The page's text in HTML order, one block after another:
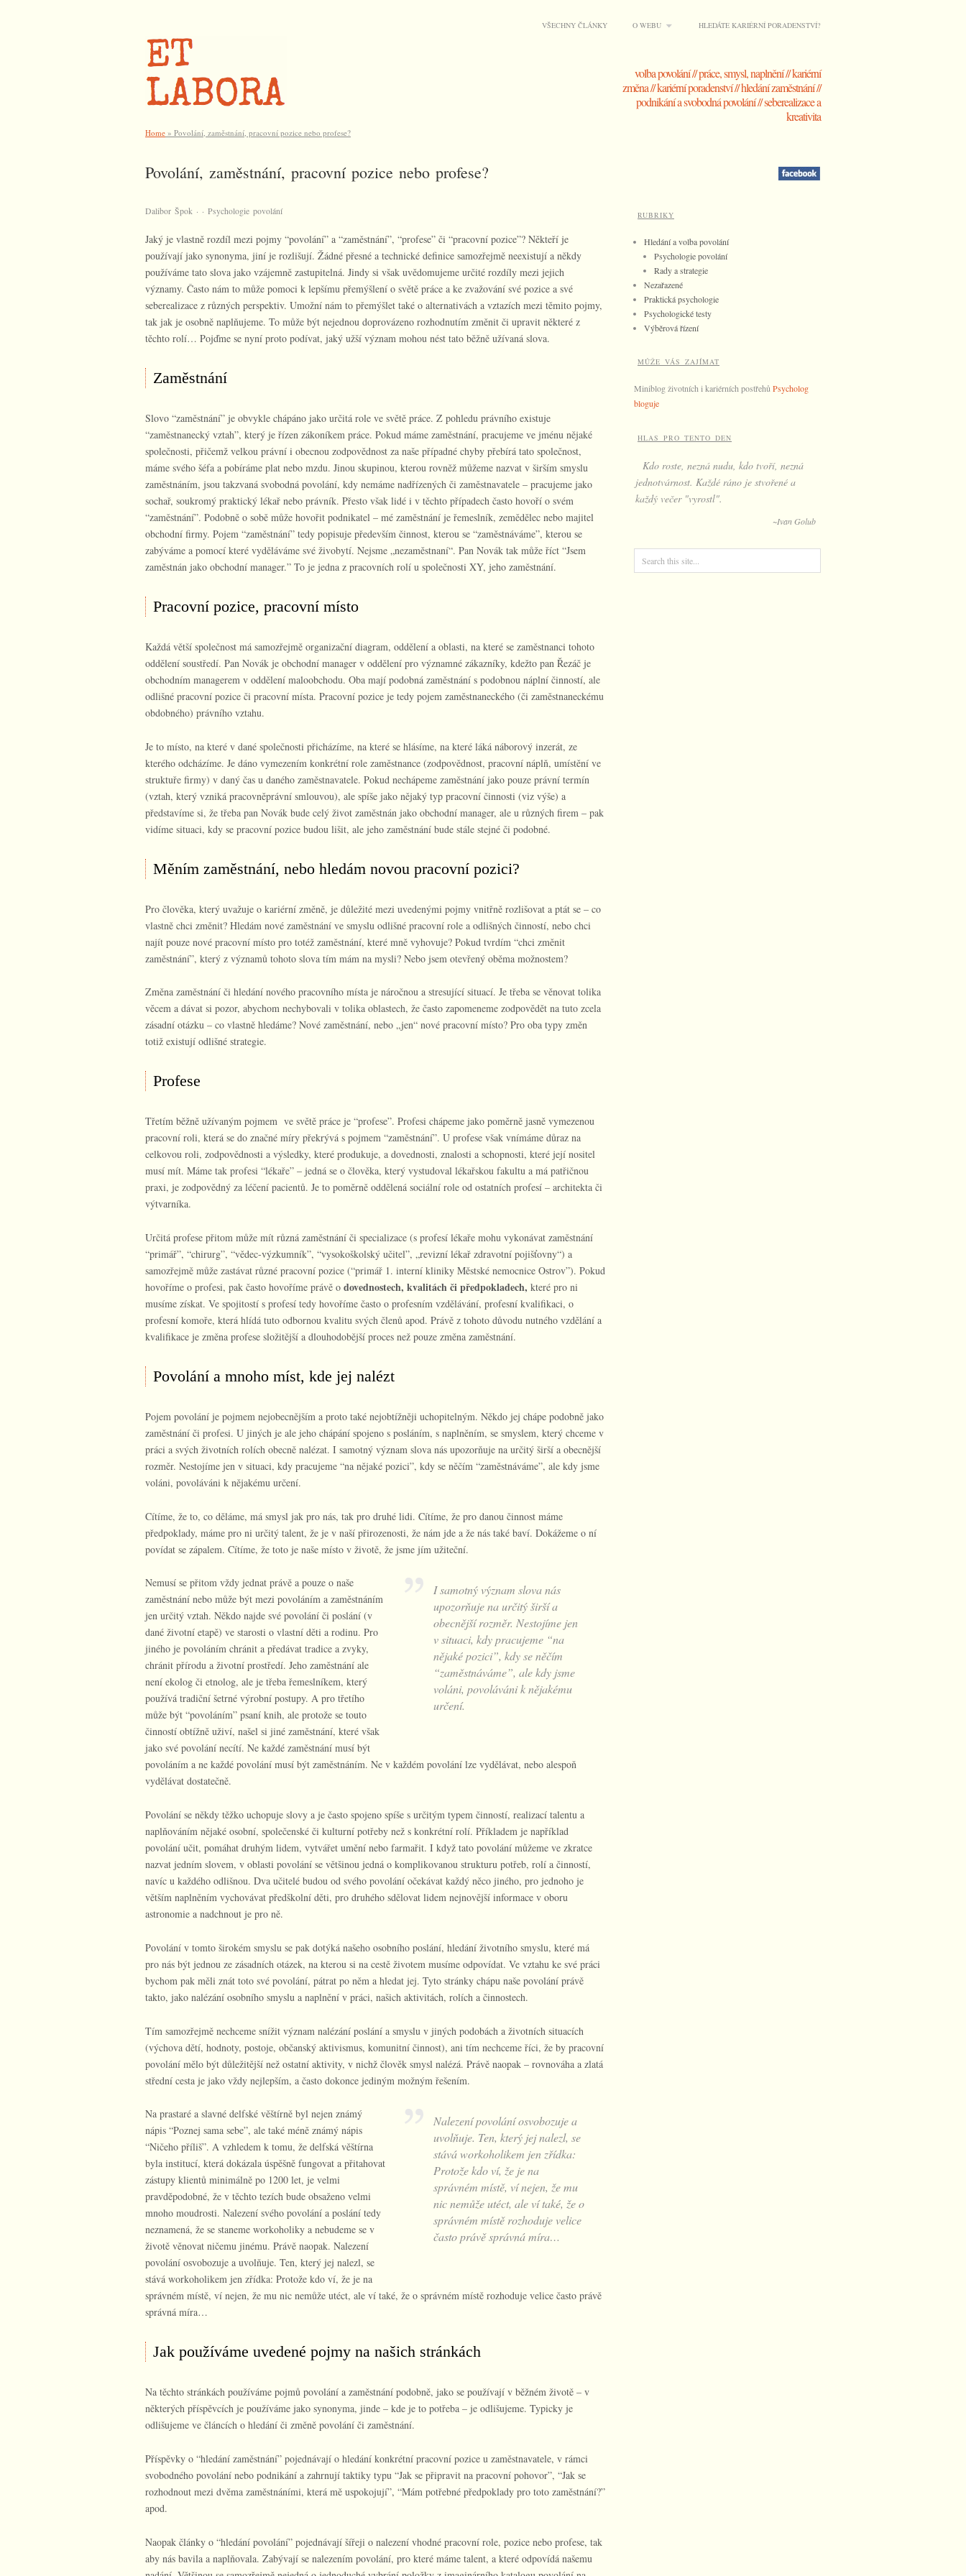
VŠECHNY ČLÁNKY O WEBU HLEDÁTE KARIÉRNÍ PORADENSTVÍ?
volba povolání // práce, smysl, naplnění // kariérní
změna // kariérní poradenství // hledání zaměstnání //
podnikání a svobodná povolání // seberealizace a
kreativita
Home » Povolání, zaměstnání, pracovní pozice nebo profese?
Povolání, zaměstnání, pracovní pozice nebo profese?
Dalibor Špok · · Psychologie povolání
Jaký je vlastně rozdíl mezi pojmy “povolání” a “zaměstnání”, “profese” či “pracovní pozice”? Někteří je
používají jako synonyma, jiní je rozlišují. Žádné přesné a technické definice samozřejmě neexistují a někdy
používáme tato slova jako vzájemně zastupitelná. Jindy si však uvědomujeme určité rozdíly mezi jejich
významy. Často nám to může pomoci k lepšímu přemýšlení o světě práce a ke zvažování své pozice a své
seberealizace z různých perspektiv. Umožní nám to přemýšlet také o alternativách a vztazích mezi těmito pojmy,
tak jak je osobně naplňujeme. To může být nejednou doprovázeno rozhodnutím změnit či upravit některé z
těchto rolí… Pojďme se nyní proto podívat, jaký užší význam mohou nést tato běžně užívaná slova.
Zaměstnání
Slovo “zaměstnání” je obvykle chápáno jako určitá role ve světě práce. Z pohledu právního existuje
“zaměstnanecký vztah”, který je řízen zákoníkem práce. Pokud máme zaměstnání, pracujeme ve jménu nějaké
společnosti, přičemž velkou právní i obecnou zodpovědnost za naše případné chyby přebírá tato společnost,
máme svého šéfa a pobíráme plat nebo mzdu. Jinou skupinou, kterou rovněž můžeme nazvat v širším smyslu
zaměstnáním, jsou takzvaná svobodná povolání, kdy nemáme nadřízených či zaměstnavatele – pracujeme jako
sochař, soukromý praktický lékař nebo právník. Přesto však lidé i v těchto případech často hovoří o svém
“zaměstnání”. Podobně o sobě může hovořit podnikatel – mé zaměstnání je řemeslník, zemědělec nebo majitel
obchodní firmy. Pojem “zaměstnání” tedy popisuje především činnost, kterou se “zaměstnáváme”, kterou se
zabýváme a pomocí které vyděláváme své živobytí. Nejsme „nezaměstnaní“. Pan Novák tak může říct “Jsem
zaměstnán jako obchodní manager.” To je jedna z pracovních rolí u společnosti XY, jeho zaměstnání.
Pracovní pozice, pracovní místo
Každá větší společnost má samozřejmě organizační diagram, oddělení a oblasti, na které se zaměstnanci tohoto
oddělení soustředí. Pan Novák je obchodní manager v oddělení pro významné zákazníky, kdežto pan Řezáč je
obchodním managerem v oddělení maloobchodu. Oba mají podobná zaměstnání s podobnou náplní činností, ale
odlišné pracovní pozice či pracovní místa. Pracovní pozice je tedy pojem zaměstnaneckého (či zaměstnaneckému
obdobného) právního vztahu.
Je to místo, na které v dané společnosti přicházíme, na které se hlásíme, na které láká náborový inzerát, ze
kterého odcházíme. Je dáno vymezením konkrétní role zaměstnance (zodpovědnost, pracovní náplň, umístění ve
struktuře firmy) v daný čas u daného zaměstnavatele. Pokud nechápeme zaměstnání jako pouze právní termín
(vztah, který vzniká pracovněprávní smlouvou), ale spíše jako nějaký typ pracovní činnosti (viz výše) a
představíme si, že třeba pan Novák bude celý život zaměstnán jako obchodní manager, ale u různých firem – pak
vidíme situaci, kdy se pracovní pozice budou lišit, ale jeho zaměstnání bude stále stejné či podobné.
Měním zaměstnání, nebo hledám novou pracovní pozici?
Pro člověka, který uvažuje o kariérní změně, je důležité mezi uvedenými pojmy vnitřně rozlišovat a ptát se – co
vlastně chci změnit? Hledám nové zaměstnání ve smyslu odlišné pracovní role a odlišných činností, nebo chci
najít pouze nové pracovní místo pro totéž zaměstnání, které mně vyhovuje? Pokud tvrdím “chci změnit
zaměstnání”, který z významů tohoto slova tím mám na mysli? Nebo jsem otevřený oběma možnostem?
Změna zaměstnání či hledání nového pracovního místa je náročnou a stresující situací. Je třeba se věnovat tolika
věcem a dávat si pozor, abychom nechybovali v tolika oblastech, že často zapomeneme zodpovědět na tuto zcela
zásadní otázku – co vlastně hledáme? Nové zaměstnání, nebo „jen“ nové pracovní místo? Pro oba typy změn
totiž existují odlišné strategie.
Profese
Třetím běžně užívaným pojmem ve světě práce je “profese”. Profesi chápeme jako poměrně jasně vymezenou
pracovní roli, která se do značné míry překrývá s pojmem “zaměstnání”. U profese však vnímáme důraz na
celkovou roli, zodpovědnosti a výsledky, které produkuje, a dovednosti, znalosti a schopnosti, které její nositel
musí mít. Máme tak profesi “lékaře” – jedná se o člověka, který vystudoval lékařskou fakultu a má patřičnou
praxi, je zodpovědný za léčení pacientů. Je to poměrně oddělená sociální role od ostatních profesí – architekta či
výtvarníka.
Určitá profese přitom může mít různá zaměstnání či specializace (s profesí lékaře mohu vykonávat zaměstnání
“primář”, “chirurg”, “vědec-výzkumník”, “vysokoškolský učitel”, „revizní lékař zdravotní pojišťovny“) a
samozřejmě může zastávat různé pracovní pozice (“primář 1. interní kliniky Městské nemocnice Ostrov”). Pokud
hovoříme o profesi, pak často hovoříme právě o dovednostech, kvalitách či předpokladech, které pro ni
musíme získat. Ve spojitostí s profesí tedy hovoříme často o profesním vzdělávání, profesní kvalifikaci, o
profesní komoře, která hlídá tuto odbornou kvalitu svých členů apod. Právě z tohoto důvodu nutného vzdělání a
kvalifikace je změna profese složitější a dlouhodobější proces než pouze změna zaměstnání.
Povolání a mnoho míst, kde jej nalézt
Pojem povolání je pojmem nejobecnějším a proto také nejobtížněji uchopitelným. Někdo jej chápe podobně jako
zaměstnání či profesi. U jiných je ale jeho chápání spojeno s posláním, s naplněním, se smyslem, který chceme v
práci a svých životních rolích obecně nalézat. I samotný význam slova nás upozorňuje na určitý širší a obecnější
rozměr. Nestojíme jen v situaci, kdy pracujeme “na nějaké pozici”, kdy se něčím “zaměstnáváme”, ale kdy jsme
voláni, povoláváni k nějakému určení.
Cítíme, že to, co děláme, má smysl jak pro nás, tak pro druhé lidi. Cítíme, že pro danou činnost máme
předpoklady, máme pro ni určitý talent, že je v naší přirozenosti, že nám jde a že nás také baví. Dokážeme o ní
povídat se zápalem. Cítíme, že toto je naše místo v životě, že jsme jím užiteční.
I samotný význam slova nás
upozorňuje na určitý širší a
obecnější rozměr. Nestojíme jen
v situaci, kdy pracujeme “na
nějaké pozici”, kdy se něčím
“zaměstnáváme”, ale kdy jsme
voláni, povoláváni k nějakému
určení.
Nemusí se přitom vždy jednat právě a pouze o naše
zaměstnání nebo může být mezi povoláním a zaměstnáním
jen určitý vztah. Někdo najde své povolání či poslání (v
dané životní etapě) ve starosti o vlastní děti a rodinu. Pro
jiného je povoláním chránit a předávat tradice a zvyky,
chránit přírodu a životní prostředí. Jeho zaměstnání ale
není ekolog či etnolog, ale je třeba řemeslníkem, který
používá tradiční šetrné výrobní postupy. A pro třetího
může být “povoláním” psaní knih, ale protože se touto
činností obtížně uživí, našel si jiné zaměstnání, které však
jako své povolání necítí. Ne každé zaměstnání musí být
povoláním a ne každé povolání musí být zaměstnáním. Ne v každém povolání lze vydělávat, nebo alespoň
vydělávat dostatečně.
Povolání se někdy těžko uchopuje slovy a je často spojeno spíše s určitým typem činností, realizací talentu a
naplňováním nějaké osobní, společenské či kulturní potřeby než s konkrétní rolí. Příkladem je například
povolání učit, pomáhat druhým lidem, vytvářet umění nebo farmařit. I když tato povolání můžeme ve zkratce
nazvat jedním slovem, v oblasti povolání se většinou jedná o komplikovanou strukturu potřeb, rolí a činností,
navíc u každého odlišnou. Dva učitelé budou od svého povolání očekávat každý něco jiného, pro jednoho je
větším naplněním vychovávat předškolní děti, pro druhého sdělovat lidem nejnovější informace v oboru
astronomie a nadchnout je pro ně.
Povolání v tomto širokém smyslu se pak dotýká našeho osobního poslání, hledání životního smyslu, které má
pro nás být jednou ze zásadních otázek, na kterou si na cestě životem musíme odpovídat. Ve vztahu ke své práci
bychom pak měli znát toto své povolání, pátrat po něm a hledat jej. Tyto stránky chápu naše povolání právě
takto, jako nalézání osobního smyslu a naplnění v práci, našich aktivitách, rolích a činnostech.
Tím samozřejmě nechceme snížit význam nalézání poslání a smyslu v jiných podobách a životních situacích
(výchova dětí, hodnoty, postoje, občanský aktivismus, komunitní činnost), ani tím nechceme říci, že by pracovní
povolání mělo být důležitější než ostatní aktivity, v nichž člověk smysl nalézá. Právě naopak – rovnováha a zlatá
střední cesta je jako vždy nejlepším, a často dokonce jediným možným řešením.
Nalezení povolání osvobozuje a
uvolňuje. Ten, který jej nalezl, se
stává workoholikem jen zřídka:
Protože kdo ví, že je na
správném místě, ví nejen, že mu
nic nemůže utéct, ale ví také, že o
správném místě rozhoduje velice
často právě správná míra…
Na prastaré a slavné delfské věštírně byl nejen známý
nápis “Poznej sama sebe”, ale také méně známý nápis
“Ničeho příliš”. A vzhledem k tomu, že delfská věštírna
byla institucí, která dokázala úspěšně fungovat a přitahovat
zástupy klientů minimálně po 1200 let, je velmi
pravděpodobné, že v těchto tezích bude obsaženo velmi
mnoho moudrosti. Nalezení svého povolání a poslání tedy
neznamená, že se staneme workoholiky a nebudeme se v
životě věnovat ničemu jinému. Právě naopak. Nalezení
povolání osvobozuje a uvolňuje. Ten, který jej nalezl, se
stává workoholikem jen zřídka: Protože kdo ví, že je na
správném místě, ví nejen, že mu nic nemůže utéct, ale ví také, že o správném místě rozhoduje velice často právě
správná míra…
Jak používáme uvedené pojmy na našich stránkách
Na těchto stránkách používáme pojmů povolání a zaměstnání podobně, jako se používají v běžném životě – v
některých příspěvcích je používáme jako synonyma, jinde – kde je to potřeba – je odlišujeme. Typicky je
odlišujeme ve článcích o hledání či změně povolání či zaměstnání.
Příspěvky o “hledání zaměstnání” pojednávají o hledání konkrétní pracovní pozice u zaměstnavatele, v rámci
svobodného povolání nebo podnikání a zahrnují taktiky typu “Jak se připravit na pracovní pohovor”, “Jak se
rozhodnout mezi dvěma zaměstnáními, která mě uspokojují”, “Mám potřebné předpoklady pro toto zaměstnání?”
apod.
Naopak články o “hledání povolání” pojednávají šířeji o nalezení vhodné pracovní role, pozice nebo profese, tak
aby nás bavila a naplňovala. Zabývají se nalezením povolání, pro které máme talent, a které odpovídá našemu
RUBRIKY
Hledání a volba povolání
Psychologie povolání
Rady a strategie
Nezařazené
Praktická psychologie
Psychologické testy
Výběrová řízení
MŮŽE VÁS ZAJÍMAT
Miniblog životních i kariérních postřehů Psycholog
bloguje
HLAS PRO TENTO DEN
Kdo roste, nezná nudu, kdo tvoří, nezná
jednotvárnost. Každé ráno je stvořené a
každý večer "vyrostl".
~Ivan Golub